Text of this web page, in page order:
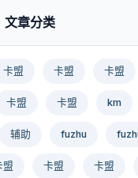
盟
文章分类
卡盟 卡盟 卡盟
卡盟 卡盟 km
辅助 fuzhu
盟 卡盟 卡盟